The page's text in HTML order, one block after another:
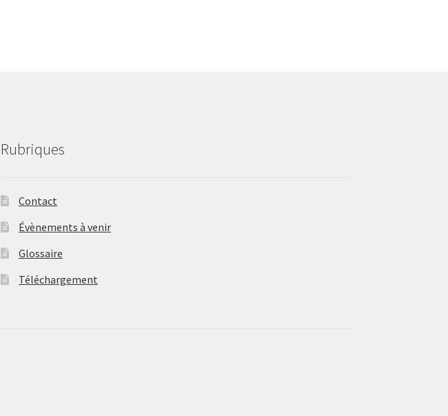
Rubriques
Contact
Évènements à venir
Glossaire
Téléchargement